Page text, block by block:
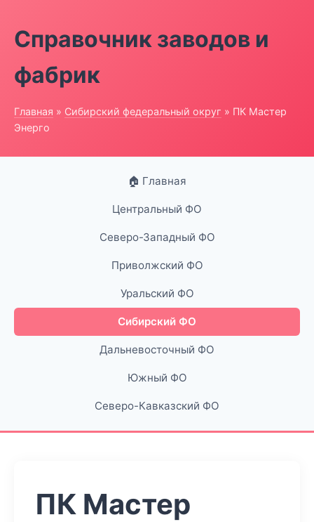
Справочник заводов и
фабрик
Главная » Сибирский федеральный округ » ПК Мастер
Энерго
🏠 Главная
Центральный ФО
Северо-Западный ФО
Приволжский ФО
Уральский ФО
Сибирский ФО
Дальневосточный ФО
Южный ФО
Северо-Кавказский ФО
ПК Мастер